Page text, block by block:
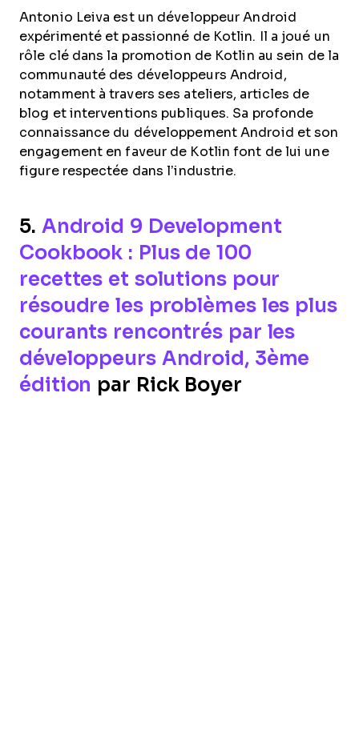
Antonio Leiva est un développeur Android
expérimenté et passionné de Kotlin. Il a joué un
rôle clé dans la promotion de Kotlin au sein de la
communauté des développeurs Android,
notamment à travers ses ateliers, articles de
blog et interventions publiques. Sa profonde
connaissance du développement Android et son
engagement en faveur de Kotlin font de lui une
figure respectée dans l’industrie.
5. Android 9 Development
Cookbook : Plus de 100
recettes et solutions pour
résoudre les problèmes les plus
courants rencontrés par les
développeurs Android, 3ème
édition par Rick Boyer